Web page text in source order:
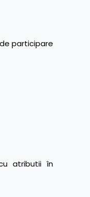
participare
atributii în